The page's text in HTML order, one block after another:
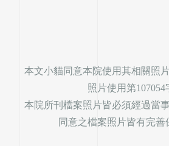
本文小貓同意本院使用其相關照
照片使用第107054
本院所刊檔案照片皆必須經過當
同意之檔案照片皆有完善